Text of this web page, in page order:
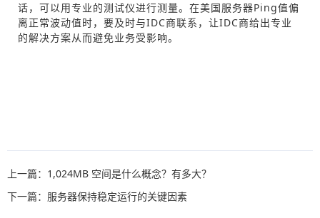
话，可以用专业的测试仪进行测量。在美国服务器Ping值偏
离正常波动值时，要及时与IDC商联系，让IDC商给出专业
的解决方案从而避免业务受影响。
上一篇：1,024MB 空间是什么概念？有多大？
下一篇：服务器保持稳定运行的关键因素